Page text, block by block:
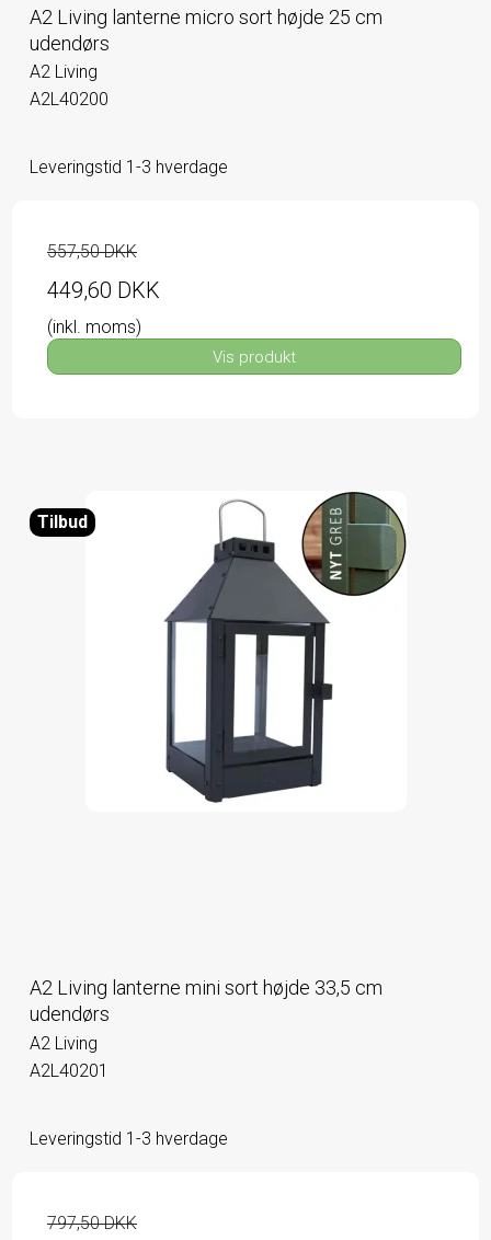
A2 Living lanterne micro sort højde 25 cm
udendørs
A2 Living
A2L40200
Leveringstid 1-3 hverdage
557,50 DKK
449,60 DKK
(inkl. moms)
Vis produkt
Tilbud
A2 Living lanterne mini sort højde 33,5 cm
udendørs
A2 Living
A2L40201
Leveringstid 1-3 hverdage
797,50 DKK